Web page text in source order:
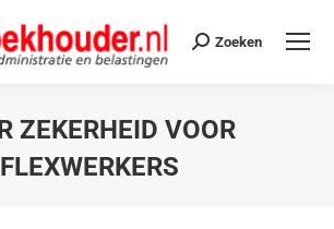
Zoeken
ZEKERHEID VOOR
FLEXWERKERS